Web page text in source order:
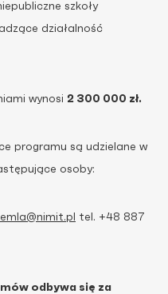
szkoły
działalność
wynosi 2 300 000 zł.
programu są udzielane w
osoby:
tel. +48 887
odbywa się za